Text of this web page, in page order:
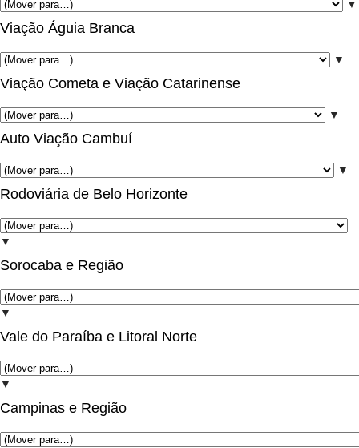
▼
Viação Águia Branca
▼
Viação Cometa e Viação Catarinense
▼
Auto Viação Cambuí
▼
Rodoviária de Belo Horizonte
▼
Sorocaba e Região
▼
Vale do Paraíba e Litoral Norte
▼
Campinas e Região